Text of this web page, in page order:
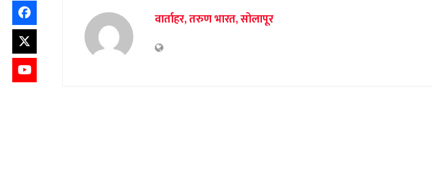
वार्ताहर, तरुण भारत, सोलापूर